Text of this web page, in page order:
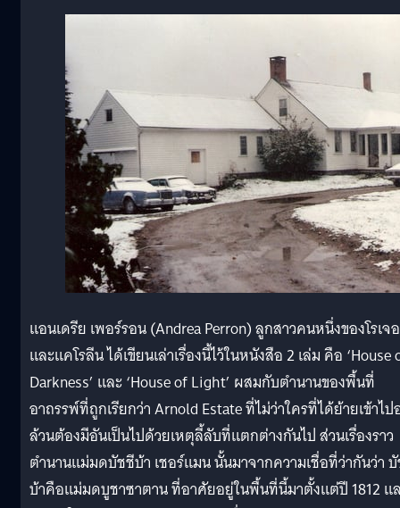
แอนเดรีย เพอร์รอน (Andrea Perron) ลูกสาวคนหนึ่งของโรเจ
และแคโรลีน ได้เขียนเล่าเรื่องนี้ไว้ในหนังสือ 2 เล่ม คือ ‘House
Darkness’ และ ‘House of Light’ ผสมกับตำนานของพื้นที่
อาถรรพ์ที่ถูกเรียกว่า Arnold Estate ที่ไม่ว่าใครที่ได้ย้ายเข้าไ
ล้วนต้องมีอันเป็นไปด้วยเหตุลี้ลับที่แตกต่างกันไป ส่วนเรื่องราว
ตำนานแม่มดบัชชีบ้า เชอร์แมน นั้นมาจากความเชื่อที่ว่ากันว่า
บ้าคือแม่มดบูชาซาตาน ที่อาศัยอยู่ในพื้นที่นี้มาตั้งแต่ปี 1812 แ